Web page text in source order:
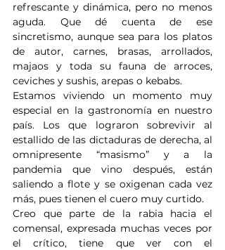
refrescante y dinámica, pero no menos
aguda. Que dé cuenta de ese
sincretismo, aunque sea para los platos
de autor, carnes, brasas, arrollados,
majaos y toda su fauna de arroces,
ceviches y sushis, arepas o kebabs.
Estamos viviendo un momento muy
especial en la gastronomía en nuestro
país. Los que lograron sobrevivir al
estallido de las dictaduras de derecha, al
omnipresente “masismo” y a la
pandemia que vino después, están
saliendo a flote y se oxigenan cada vez
más, pues tienen el cuero muy curtido.
Creo que parte de la rabia hacia el
comensal, expresada muchas veces por
el crítico, tiene que ver con el